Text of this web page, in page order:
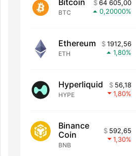
BTC
64 605,00
0,20000
Ethereum
ETH
1912,56
1,80
Hyperliquid
HYPE
56,18
1,80
Binance
Coin
BNB
592,65
1,30